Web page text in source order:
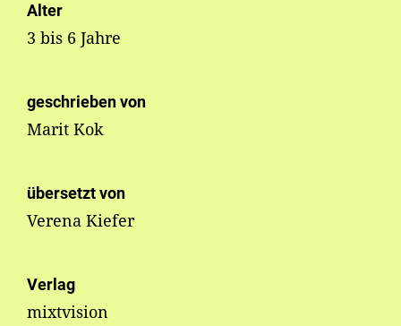
Alter
3 bis 6 Jahre
geschrieben von
Marit Kok
übersetzt von
Verena Kiefer
Verlag
mixtvision